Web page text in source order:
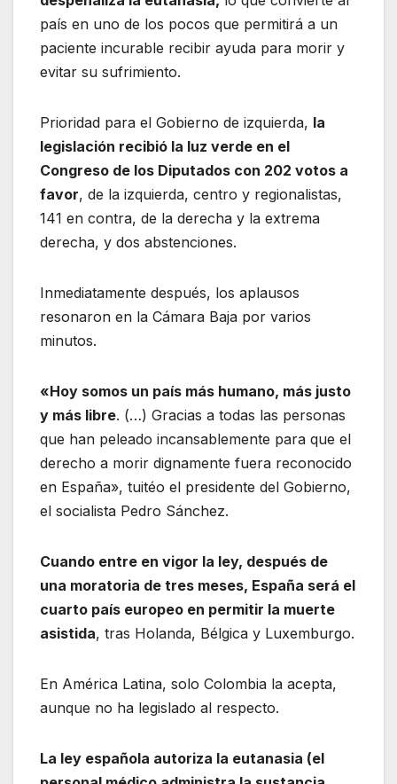
país en uno de los pocos que permitirá a un
paciente incurable recibir ayuda para morir y
evitar su sufrimiento.
Prioridad para el Gobierno de izquierda, la
legislación recibió la luz verde en el
Congreso de los Diputados con 202 votos a
favor, de la izquierda, centro y regionalistas,
141 en contra, de la derecha y la extrema
derecha, y dos abstenciones.
Inmediatamente después, los aplausos
resonaron en la Cámara Baja por varios
minutos.
«Hoy somos un país más humano, más justo
y más libre. (…) Gracias a todas las personas
que han peleado incansablemente para que el
derecho a morir dignamente fuera reconocido
en España», tuitéo el presidente del Gobierno,
el socialista Pedro Sánchez.
Cuando entre en vigor la ley, después de
una moratoria de tres meses, España será el
cuarto país europeo en permitir la muerte
asistida, tras Holanda, Bélgica y Luxemburgo.
En América Latina, solo Colombia la acepta,
aunque no ha legislado al respecto.
La ley española autoriza la eutanasia (el